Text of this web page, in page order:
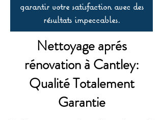
garantir votre satisfaction avec des
résultats impeccables.
Nettoyage aprés
rénovation à Cantley:
Qualité Totalement
Garantie